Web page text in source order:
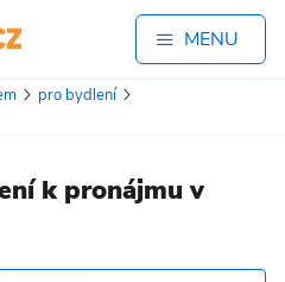
MENU
pro bydlení
k pronájmu v